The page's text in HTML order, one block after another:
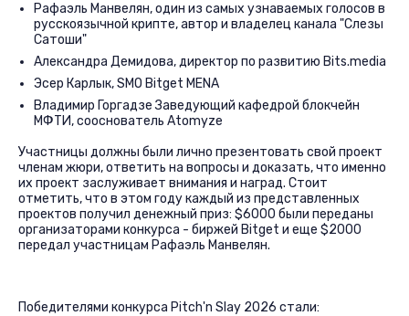
Рафаэль Манвелян, один из самых узнаваемых голосов в
русскоязычной крипте, автор и владелец канала "Слезы
Сатоши"
Александра Демидова, директор по развитию Bits.media
Эсер Карлык, SMO Bitget MENA
Владимир Горгадзе Заведующий кафедрой блокчейн
МФТИ, сооснователь Atomyze
Участницы должны были лично презентовать свой проект
членам жюри, ответить на вопросы и доказать, что именно
их проект заслуживает внимания и наград. Стоит
отметить, что в этом году каждый из представленных
проектов получил денежный приз: $6000 были переданы
организаторами конкурса - биржей Bitget и еще $2000
передал участницам Рафаэль Манвелян.
Победителями конкурса Pitch'n Slay 2026 стали: